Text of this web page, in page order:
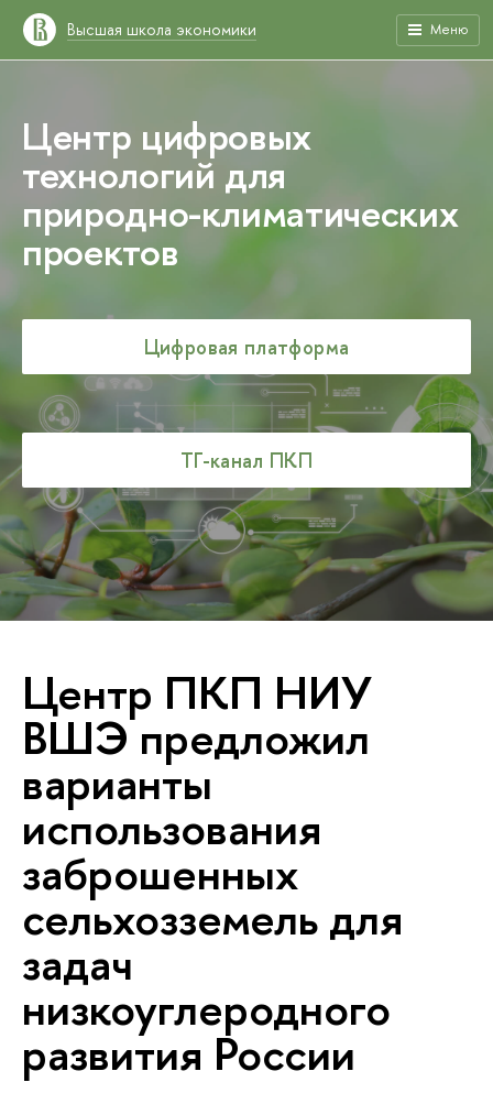
Высшая школа экономики Меню
Центр цифровых
технологий для
природно-климатических
проектов
Цифровая платформа
ТГ-канал ПКП
Центр ПКП НИУ
ВШЭ предложил
варианты
использования
заброшенных
сельхозземель для
задач
низкоуглеродного
развития России